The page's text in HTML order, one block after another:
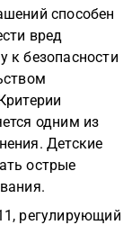
способен
вред
к безопасности
одним из
Детские
острые
регулирующий